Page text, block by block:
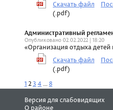
Скачать файл
(.pdf)
Административный
Опубликовано 02.02.2022 | 18:20
«Организация отдыха
Скачать файл
(.pdf)
1 23 4 ...8
Версия для слабовидящих
О районе